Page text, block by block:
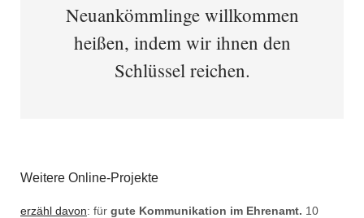
Neuankömmlinge willkommen
heißen, indem wir ihnen den
Schlüssel reichen.
Weitere Online-Projekte
erzähl davon: für gute Kommunikation im Ehrenamt. 10